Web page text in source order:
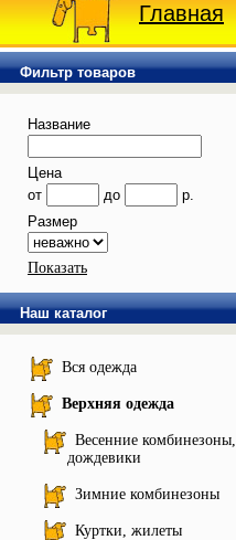
Главная
Фильтр товаров
Название
Цена
от
до
р.
Размер
Показать
Наш каталог
Вся одежда
Верхняя одежда
Весенние комбинезоны,
дождевики
Зимние комбинезоны
Куртки, жилеты